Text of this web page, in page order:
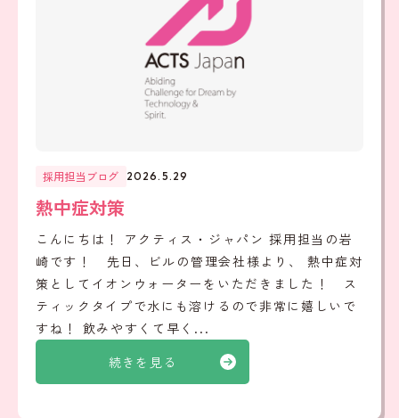
続きを見る
採用担当ブログ 2026.5.29
熱中症対策
こんにちは！ アクティス・ジャパン 採用担当の岩
崎です！ 先日、ビルの管理会社様より、 熱中症対
策としてイオンウォーターをいただきました！ ス
ティックタイプで水にも溶けるので非常に嬉しいで
すね！ 飲みやすくて早く...